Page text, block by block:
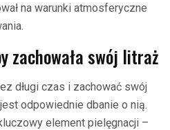
na warunki atmosferyczne
zachowała swój litraż
długi czas i zachować swój
odpowiednie dbanie o nią.
element pielęgnacji –